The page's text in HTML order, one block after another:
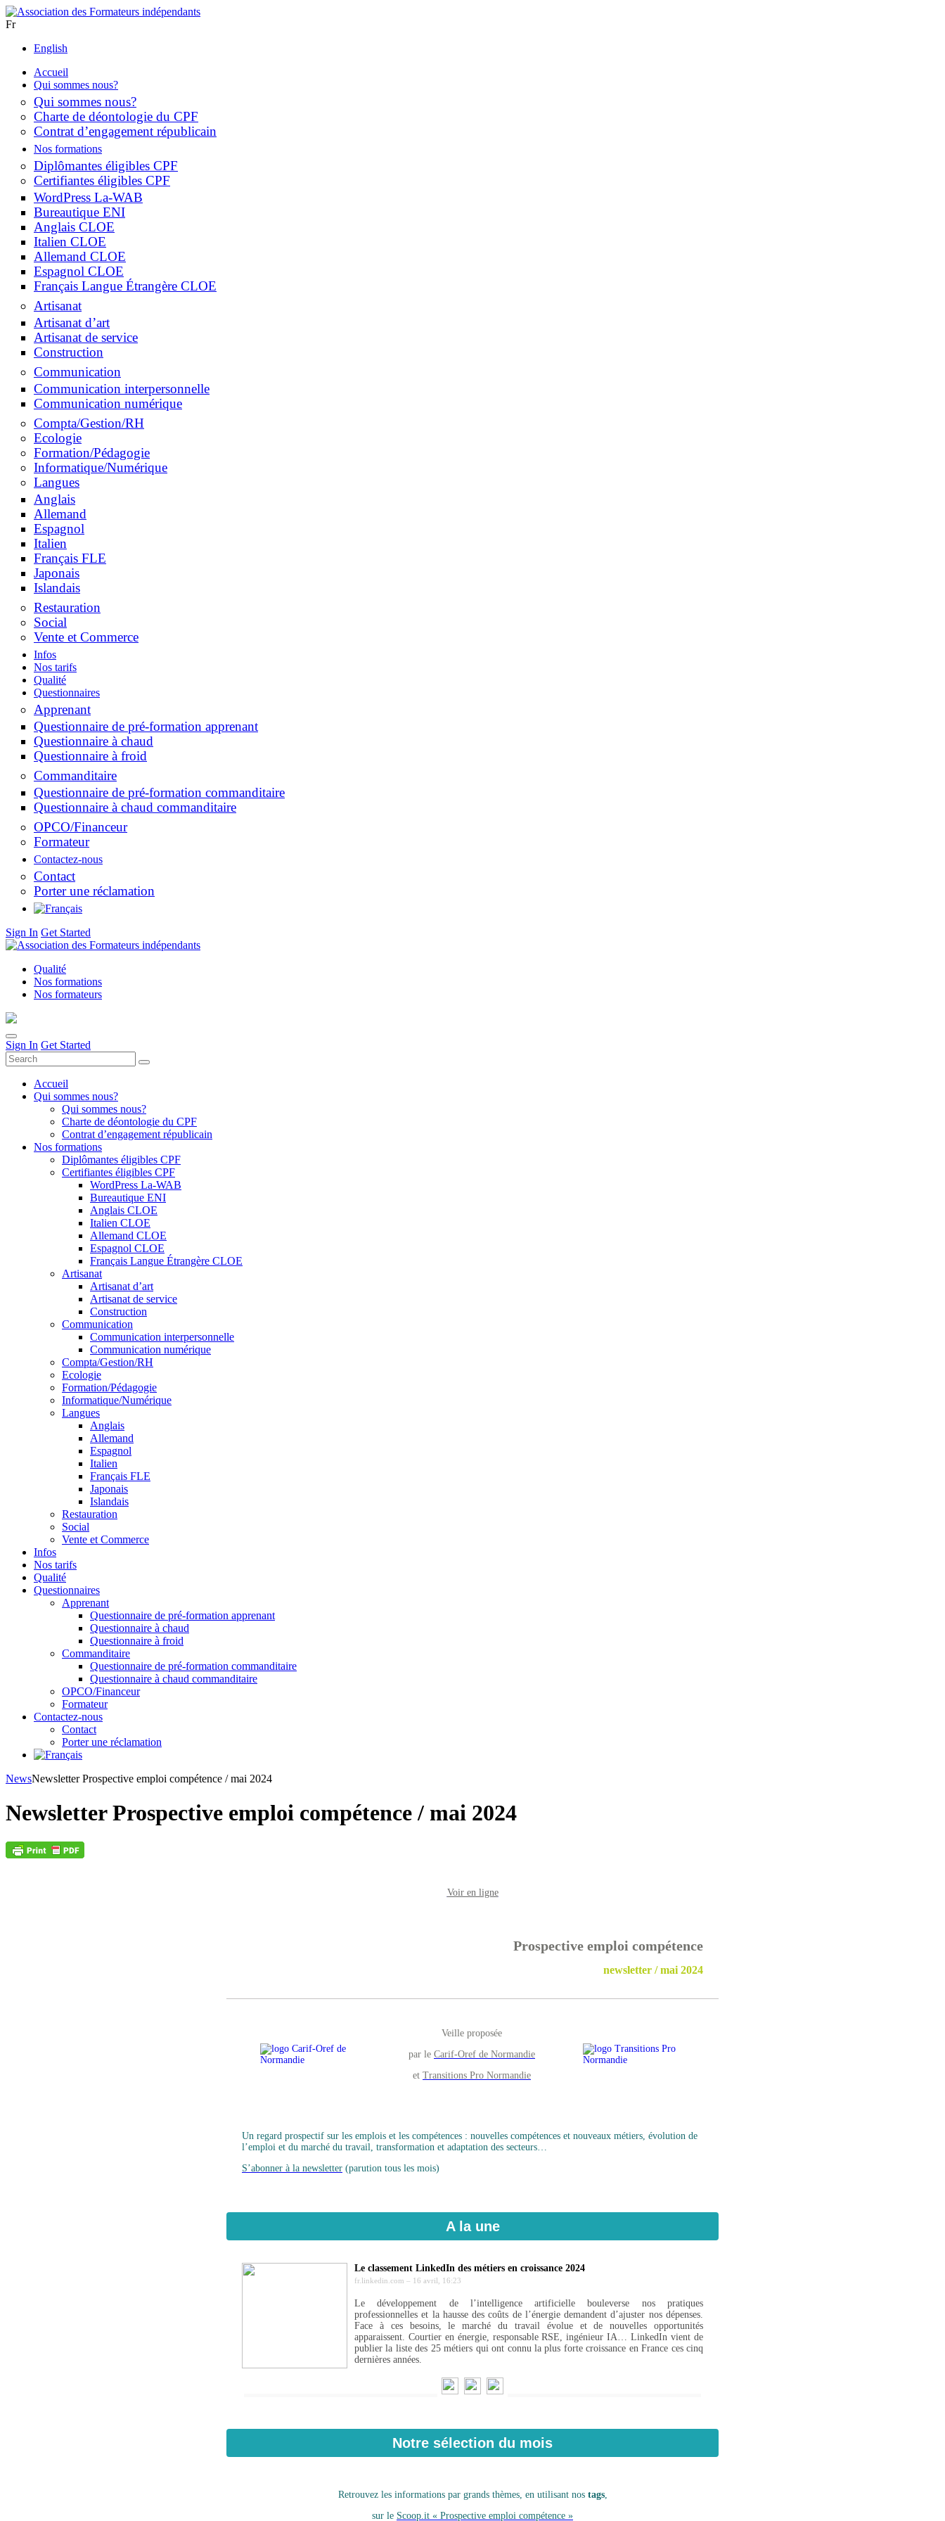
Fr
English
Accueil
Qui sommes nous?
Qui sommes nous?
Charte de déontologie du CPF
Contrat d’engagement républicain
Nos formations
Diplômantes éligibles CPF
Certifiantes éligibles CPF
WordPress La-WAB
Bureautique ENI
Anglais CLOE
Italien CLOE
Allemand CLOE
Espagnol CLOE
Français Langue Étrangère CLOE
Artisanat
Artisanat d’art
Artisanat de service
Construction
Communication
Communication interpersonnelle
Communication numérique
Compta/Gestion/RH
Ecologie
Formation/Pédagogie
Informatique/Numérique
Langues
Anglais
Allemand
Espagnol
Italien
Français FLE
Japonais
Islandais
Restauration
Social
Vente et Commerce
Infos
Nos tarifs
Qualité
Questionnaires
Apprenant
Questionnaire de pré-formation apprenant
Questionnaire à chaud
Questionnaire à froid
Commanditaire
Questionnaire de pré-formation commanditaire
Questionnaire à chaud commanditaire
OPCO/Financeur
Formateur
Contactez-nous
Contact
Porter une réclamation
Sign In Get Started
Qualité
Nos formations
Nos formateurs
Sign In Get Started
Accueil
Qui sommes nous?
Qui sommes nous?
Charte de déontologie du CPF
Contrat d’engagement républicain
Nos formations
Diplômantes éligibles CPF
Certifiantes éligibles CPF
WordPress La-WAB
Bureautique ENI
Anglais CLOE
Italien CLOE
Allemand CLOE
Espagnol CLOE
Français Langue Étrangère CLOE
Artisanat
Artisanat d’art
Artisanat de service
Construction
Communication
Communication interpersonnelle
Communication numérique
Compta/Gestion/RH
Ecologie
Formation/Pédagogie
Informatique/Numérique
Langues
Anglais
Allemand
Espagnol
Italien
Français FLE
Japonais
Islandais
Restauration
Social
Vente et Commerce
Infos
Nos tarifs
Qualité
Questionnaires
Apprenant
Questionnaire de pré-formation apprenant
Questionnaire à chaud
Questionnaire à froid
Commanditaire
Questionnaire de pré-formation commanditaire
Questionnaire à chaud commanditaire
OPCO/Financeur
Formateur
Contactez-nous
Contact
Porter une réclamation
NewsNewsletter Prospective emploi compétence / mai 2024
Newsletter Prospective emploi compétence / mai 2024
Voir en ligne
Prospective emploi compétence
newsletter / mai 2024
Veille proposée
par le Carif-Oref de Normandie
et Transitions Pro Normandie
Un regard prospectif sur les emplois et les compétences : nouvelles compétences et nouveaux métiers, évolution de
l’emploi et du marché du travail, transformation et adaptation des secteurs…
S’abonner à la newsletter (parution tous les mois)
A la une
Le classement LinkedIn des métiers en croissance 2024
fr.linkedin.com – 16 avril, 16:23
Le développement de l’intelligence artificielle bouleverse nos pratiques
professionnelles et la hausse des coûts de l’énergie demandent d’ajuster nos dépenses.
Face à ces besoins, le marché du travail évolue et de nouvelles opportunités
apparaissent. Courtier en énergie, responsable RSE, ingénieur IA… LinkedIn vient de
publier la liste des 25 métiers qui ont connu la plus forte croissance en France ces cinq
dernières années.
Notre sélection du mois
Retrouvez les informations par grands thèmes, en utilisant nos tags,
sur le Scoop.it « Prospective emploi compétence »